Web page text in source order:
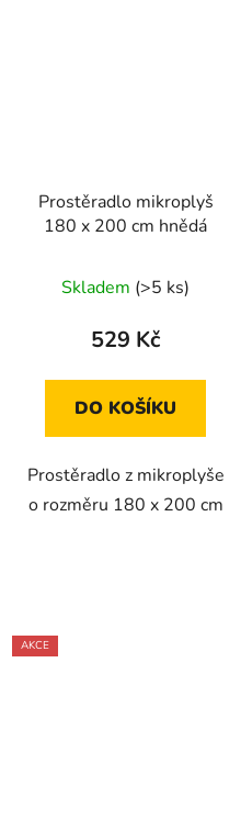
Prostěradlo mikroplyš
180 x 200 cm hnědá
Skladem (>5 ks)
529 Kč
DO KOŠÍKU
Prostěradlo z mikroplyše
o rozměru 180 x 200 cm
AKCE